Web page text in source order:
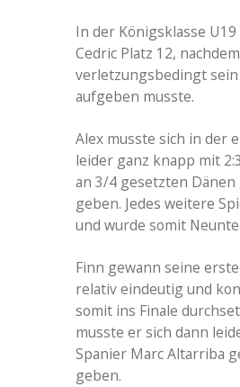
In der Königsklasse
Cedric Platz 12,
verletzungsbedingt
aufgeben musste.
Alex musste sich in der
leider ganz knapp mit
an 3/4 gesetzten Dänen
geben. Jedes weitere
und wurde somit
Finn gewann seine
relativ eindeutig und
somit ins Finale
musste er sich dann
Spanier Marc Altarriba
geben.